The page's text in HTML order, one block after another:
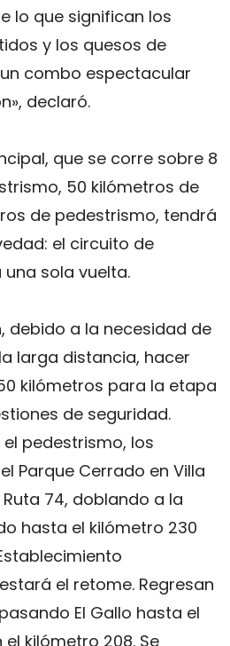
lo que significan los
y los quesos de
combo espectacular
declaró.
que se corre sobre 8
50 kilómetros de
de pedestrismo, tendrá
el circuito de
sola vuelta.
debido a la necesidad de
larga distancia, hacer
kilómetros para la etapa
de seguridad.
pedestrismo, los
Parque Cerrado en Villa
74, doblando a la
hasta el kilómetro 230
el retome. Regresan
El Gallo hasta el
kilómetro 208. Se